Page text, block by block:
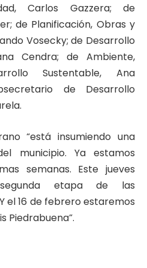
Carlos Gazzera; de
de Planificación, Obras y
Vosecky; de Desarrollo
Cendra; de Ambiente,
Sustentable, Ana
de Desarrollo
“está insumiendo una
municipio. Ya estamos
semanas. Este jueves
etapa de las
el 16 de febrero estaremos
Piedrabuena”.